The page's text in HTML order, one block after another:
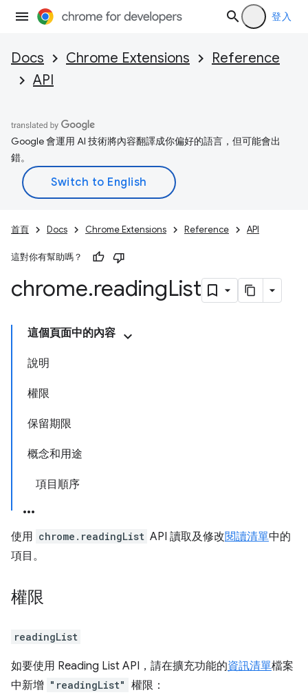
登入
Docs Chrome Extensions
Reference
API
Google 會運用 AI 技術將內容翻譯成你偏好的語言，但可能會出
錯。
首頁 Docs Chrome Extensions Reference API
這對你有幫助嗎？
chrome.readingList
這個頁面中的內容
說明
權限
保留期限
概念和用途
項目順序
使用 chrome.readingList API 讀取及修改閱讀清單中的
項目。
權限
readingList
如要使用 Reading List API，請在擴充功能的資訊清單檔案
中新增 "readingList" 權限：